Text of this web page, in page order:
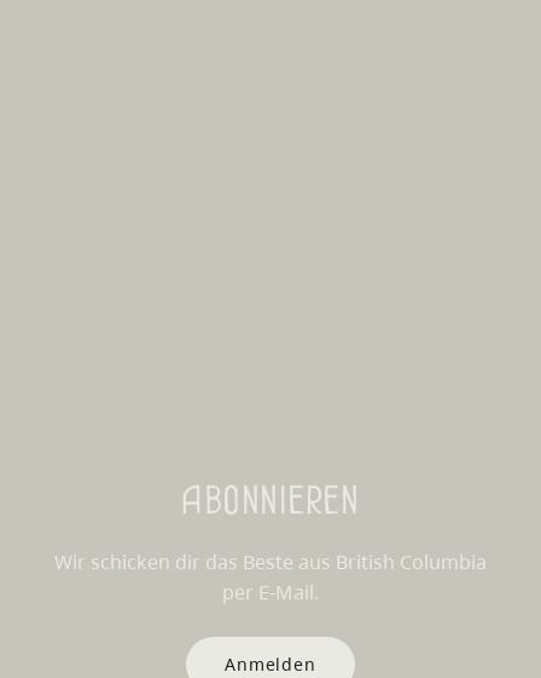
Abonnieren
Wir schicken dir das Beste aus British Columbia
per E-Mail.
Anmelden